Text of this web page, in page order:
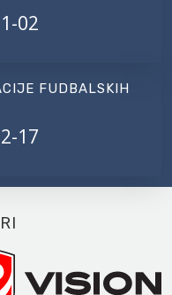
02
FUDBALSKIH
17